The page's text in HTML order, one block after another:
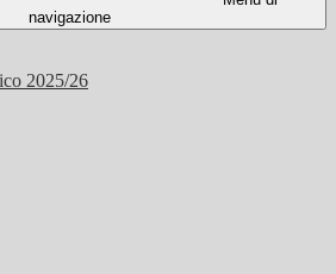
navigazione
2025/26